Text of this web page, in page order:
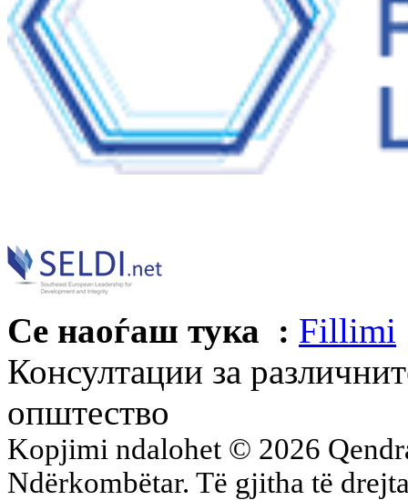
Се наоѓаш тука : Fillimi
Консултации за
општество
Kopjimi ndalohet © 2026
Ndërkombëtar. Të gjitha të